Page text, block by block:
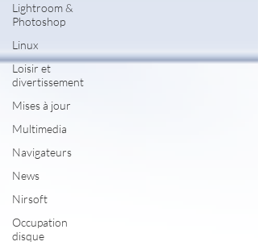
Lightroom &
Photoshop
Linux
Loisir et
divertissement
Mises à jour
Multimedia
Navigateurs
News
Nirsoft
Occupation
disque